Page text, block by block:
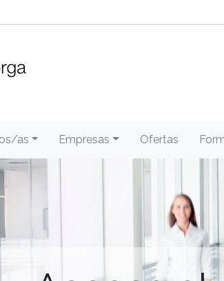
as Empresas Ofertas